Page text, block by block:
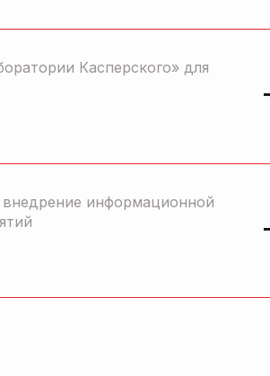
Касперского» для
информационной